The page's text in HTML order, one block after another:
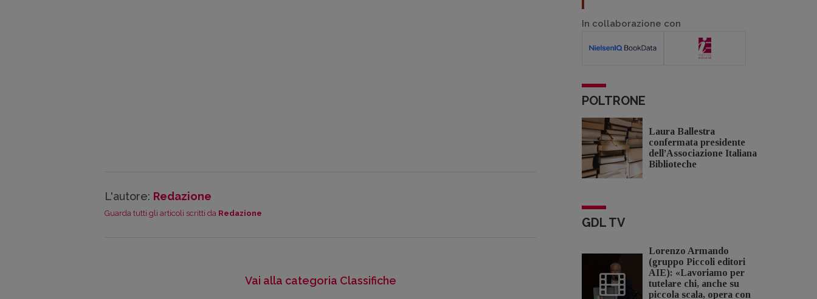
L'autore: Redazione
Guarda tutti gli articoli scritti da Redazione
Vai alla categoria Classifiche
In collaborazione con
POLTRONE
Laura Ballestra
confermata presidente
dell’Associazione Italiana
Biblioteche
GDL TV
Lorenzo Armando
(gruppo Piccoli editori
AIE): «Lavoriamo per
tutelare chi, anche su
piccola scala, opera con